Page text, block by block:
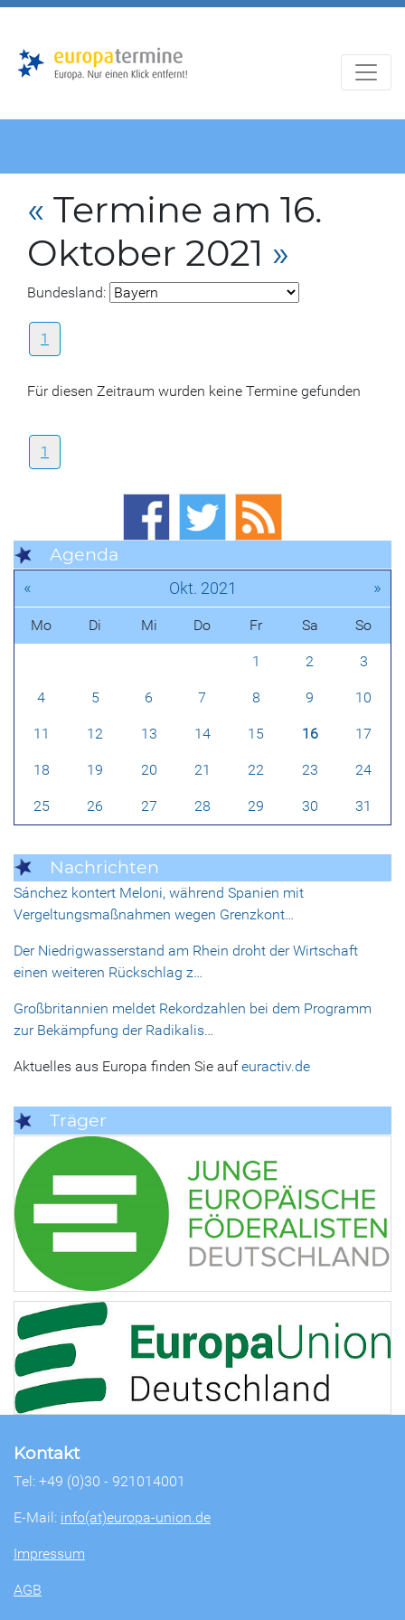
« Termine am 16.
Oktober 2021 »
Bundesland:
1
Für diesen Zeitraum wurden keine Termine gefunden
1
Agenda
« Okt. 2021 »
Mo Di Mi Do Fr Sa So
1 2 3
4 5 6 7 8 9 10
11 12 13 14 15 16 17
18 19 20 21 22 23 24
25 26 27 28 29 30 31
Nachrichten
Sánchez kontert Meloni, während Spanien mit
Vergeltungsmaßnahmen wegen Grenzkont…
Der Niedrigwasserstand am Rhein droht der Wirtschaft
einen weiteren Rückschlag z…
Großbritannien meldet Rekordzahlen bei dem Programm
zur Bekämpfung der Radikalis…
Aktuelles aus Europa finden Sie aufeuractiv.de
Träger
Kontakt
Tel: +49 (0)30 - 921014001
E-Mail: info(at)europa-union.de
Impressum
AGB